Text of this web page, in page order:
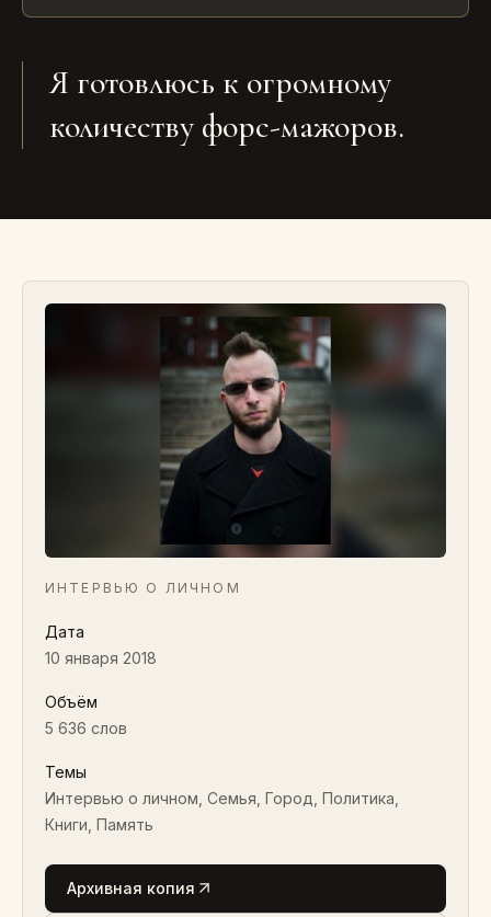
Я готовлюсь к огромному
количеству форс-мажоров.
ИНТЕРВЬЮ О ЛИЧНОМ
Дата
10 января 2018
Объём
5 636 слов
Темы
Интервью о личном, Семья, Город, Политика,
Книги, Память
Архивная копия